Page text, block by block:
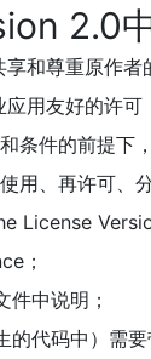
2.0
和尊重原作者
用友好的许可
条件的前提下
、再许可、
License
；
中说明；
代码中）需